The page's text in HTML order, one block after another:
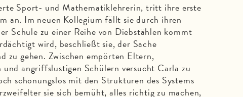
Sport- und Mathematiklehrerin, tritt ihre erste
an. Im neuen Kollegium fällt sie durch ihren
Schule zu einer Reihe von Diebstählen kommt
wird, beschließt sie, der Sache
zu gehen. Zwischen empörten Eltern,
und angriffslustigen Schülern versucht Carla zu
schonungslos mit den Strukturen des Systems
sie sich bemüht, alles richtig zu machen,